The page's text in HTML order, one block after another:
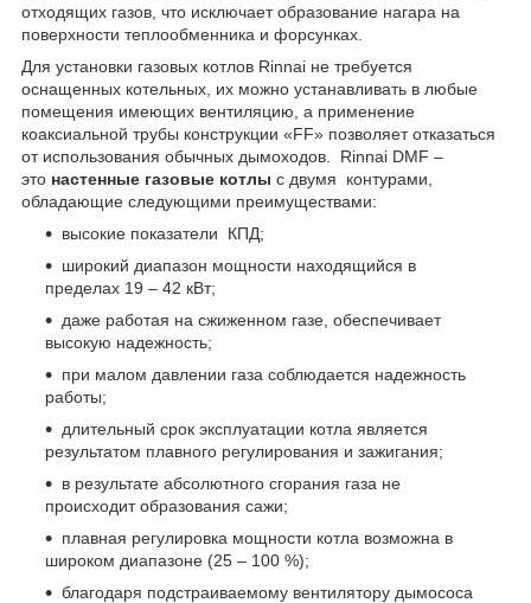
отходящих газов, что исключает образование нагара на
поверхности теплообменника и форсунках.
Для установки газовых котлов Rinnai не требуется
оснащенных котельных, их можно устанавливать в любые
помещения имеющих вентиляцию, а применение
коаксиальной трубы конструкции «FF» позволяет отказаться
от использования обычных дымоходов. Rinnai DMF –
это настенные газовые котлы с двумя контурами,
обладающие следующими преимуществами:
высокие показатели КПД;
широкий диапазон мощности находящийся в
пределах 19 – 42 кВт;
даже работая на сжиженном газе, обеспечивает
высокую надежность;
при малом давлении газа соблюдается надежность
работы;
длительный срок эксплуатации котла является
результатом плавного регулирования и зажигания;
в результате абсолютного сгорания газа не
происходит образования сажи;
плавная регулировка мощности котла возможна в
широком диапазоне (25 – 100 %);
благодаря подстраиваемому вентилятору дымососа